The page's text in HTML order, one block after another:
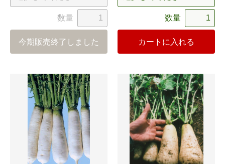
数量
今期販売終了しました
数量
カートに入れる